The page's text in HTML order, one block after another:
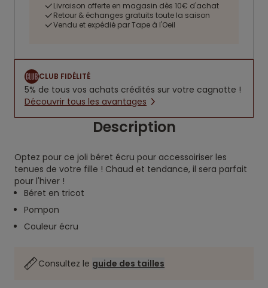
Livraison offerte en magasin dès 10€ d'achat
Retour & échanges gratuits toute la saison
Vendu et expédié par Tape à l'Oeil
CLUB FIDÉLITÉ
5% de tous vos achats crédités sur votre cagnotte !
Découvrir tous les avantages
Description
Optez pour ce joli béret écru pour accessoiriser les
tenues de votre fille ! Chaud et tendance, il sera parfait
pour l'hiver !
Béret en tricot
Pompon
Couleur écru
Consultez le guide des tailles